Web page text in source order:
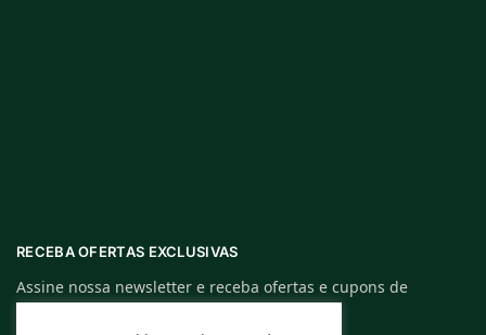
RECEBA OFERTAS EXCLUSIVAS
Assine nossa newsletter e receba ofertas e cupons de